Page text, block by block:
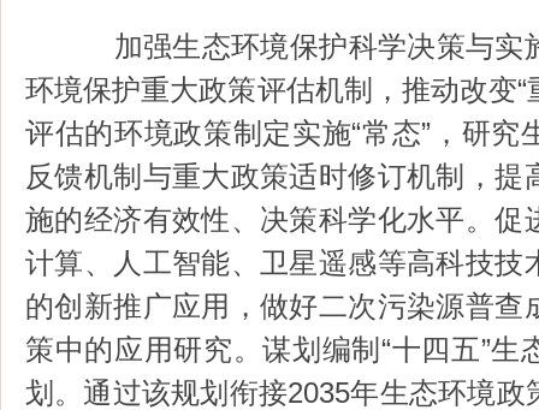
加强生态环境保护科学决策与实施
环境保护重大政策评估机制，推动改变“
评估的环境政策制定实施“常态”，研究
反馈机制与重大政策适时修订机制，提
施的经济有效性、决策科学化水平。促
计算、人工智能、卫星遥感等高科技技
的创新推广应用，做好二次污染源普查
策中的应用研究。谋划编制“十四五”生
划。通过该规划衔接2035年生态环境政